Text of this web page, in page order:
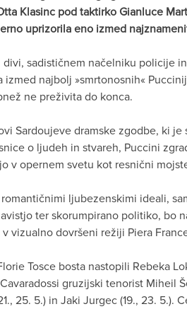
Klasinc pod taktirko Gianluce
uprizorila eno izmed
sadističnem načelniku policije
izmed najbolj »smrtonosnih«
ne preživita do konca.
Sardoujeve dramske zgodbe, ki
o ljudeh in stvareh, Puccini
v opernem svetu kot resnični
ljubezenskimi ideali,
ter skorumpirano politiko, bo
vizualno dovršeni režiji Piera
Tosce bosta nastopili Rebeka
gruzijski tenorist Miheil
25. 5.) in Jaki Jurgec (19., 23.